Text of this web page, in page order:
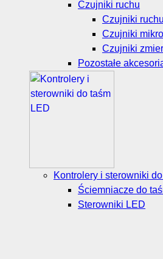
Czujniki ruchu
Czujniki
Czujniki
Czujniki
Pozostałe
Kontrolery i sterowniki
Ściemniacze do
Sterowniki LED